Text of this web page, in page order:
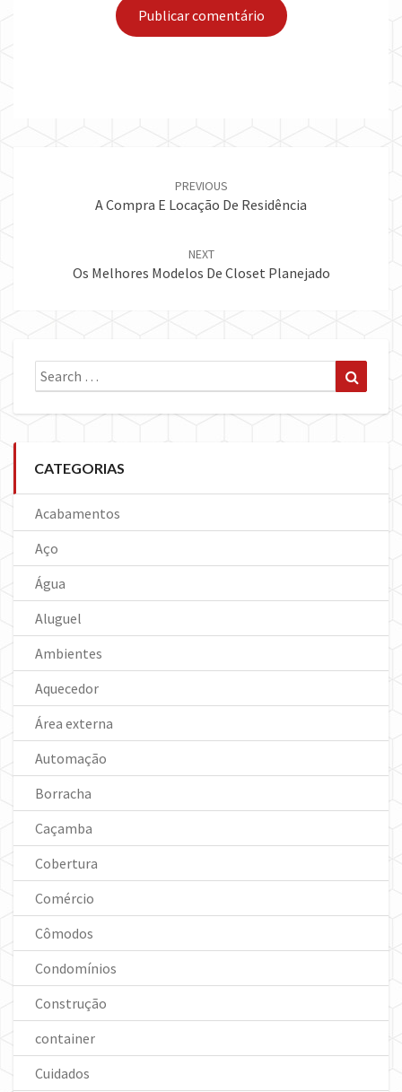
PREVIOUS
A Compra E Locação De Residência
NEXT
Os Melhores Modelos De Closet Planejado
Search
for:
CATEGORIAS
Acabamentos
Aço
Água
Aluguel
Ambientes
Aquecedor
Área externa
Automação
Borracha
Caçamba
Cobertura
Comércio
Cômodos
Condomínios
Construção
container
Cuidados